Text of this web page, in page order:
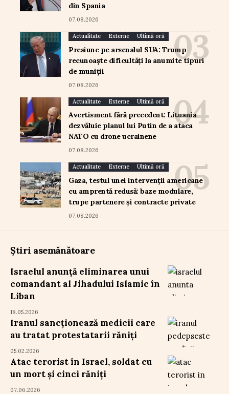
din Spania
07.08.2026
Actualitate Externe Ultimă oră
Presiune pe arsenalul SUA: Trump
recunoaște dificultăți la anumite tipuri
de muniții
07.08.2026
Actualitate Externe Ultimă oră
Avertisment fără precedent: Lituania
dezvăluie planul lui Putin de a ataca
NATO cu drone ucrainene
07.08.2026
Actualitate Externe Ultimă oră
Gaza, testul unei intervenții americane
cu amprentă redusă: baze modulare,
trupe partenere și contracte private
07.08.2026
Știri asemănătoare
Israelul anunță eliminarea unui
comandant al Jihadului Islamic în
Liban
18.05.2026
Iranul sancționează medicii care
au tratat protestatarii răniți
05.02.2026
Atac terorist în Israel, soldat cu
un mort și cinci răniți
07.06.2026